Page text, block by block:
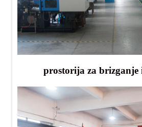
prostorija za brizganje